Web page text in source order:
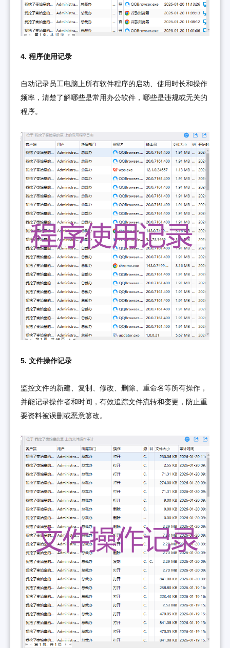
4. 程序使用记录
自动记录员工电脑上所有软件程序的启动、使用时长和操作
频率，清楚了解哪些是常用办公软件，哪些是违规或无关的
程序。
5. 文件操作记录
监控文件的新建、复制、修改、删除、重命名等所有操作，
并能记录操作者和时间，有效追踪文件流转和变更，防止重
要资料被误删或恶意篡改。